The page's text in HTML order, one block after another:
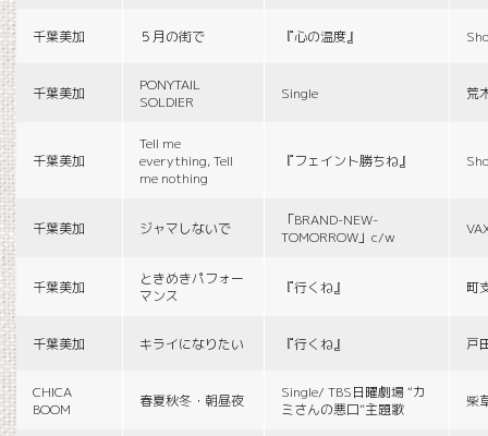
千葉美加 ５月の街で 『心の温度』
千葉美加
PONYTAIL
SOLDIER
Single 荒
千葉美加
Tell me
everything, Tell
me nothing
『フェイント勝ちね』
千葉美加 ジャマしないで
「BRAND-NEW-
TOMORROW」c/w
千葉美加
ときめきパフォー
マンス
『行くね』 町
千葉美加 キライになりたい 『行くね』 戸
CHICA
BOOM
春夏秋冬・朝昼夜
Single/ TBS日曜劇場 “カ
ミさんの悪口”主題歌
柴